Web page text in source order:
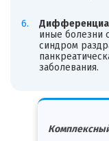
иные болезни
синдром
заболевания.